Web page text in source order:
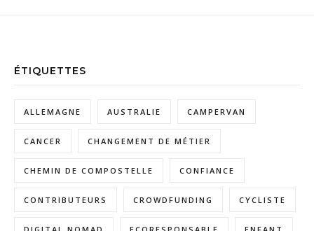
ÉTIQUETTES
ALLEMAGNE AUSTRALIE CAMPERVAN
CANCER CHANGEMENT DE MÉTIER
CHEMIN DE COMPOSTELLE CONFIANCE
CONTRIBUTEURS CROWDFUNDING CYCLISTE